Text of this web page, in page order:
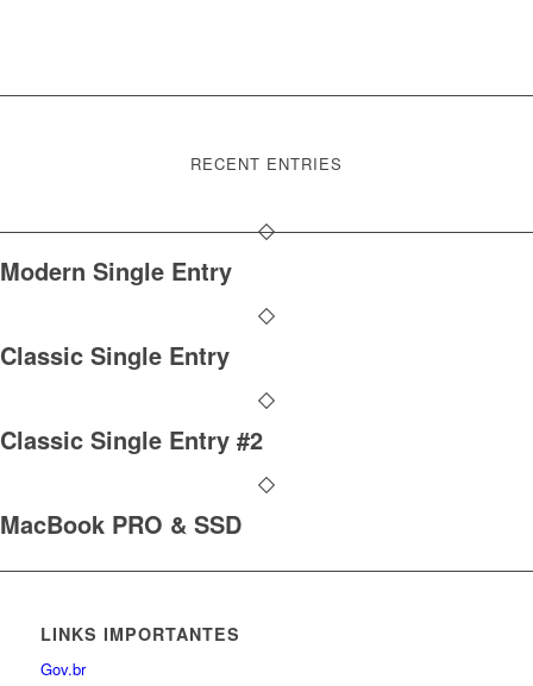
RECENT ENTRIES
Modern Single Entry
Classic Single Entry
Classic Single Entry #2
MacBook PRO & SSD
LINKS IMPORTANTES
Gov.br